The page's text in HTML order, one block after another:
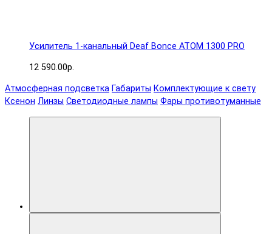
Усилитель 1-канальный Deaf Bonce ATOM 1300 PRO
12 590.00р.
Атмосферная подсветка Габариты Комплектующие к свету
Ксенон Линзы Светодиодные лампы Фары противотуманные